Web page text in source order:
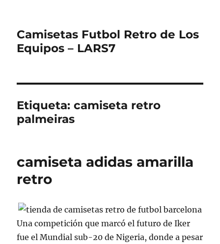
Camisetas Futbol Retro de Los
Equipos – LARS7
Etiqueta:camiseta retro
palmeiras
camiseta adidas amarilla
retro
Una competición que marcó el futuro de Iker
fue el Mundial sub-20 de Nigeria, donde a pesar